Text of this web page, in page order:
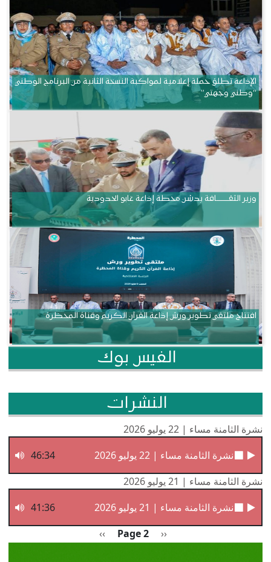
الإذاعة تطلق حملة إعلامية لمواكبة النسخة الثانية من البرنامج الوطني
“وطني وجهتي”
وزير الثقــــــــــافة يدشن محطة إذاعة غابو الحدودية
افتتاح ملتقى تطوير ورش إذاعة القرآن الكريم وقناة المحظرة
الفيس بوك
النشرات
نشرة الثامنة مساء | 22 يوليو 2026
نشرة الثامنة مساء | 22 يوليو 2026
46:34
نشرة الثامنة مساء | 21 يوليو 2026
نشرة الثامنة مساء | 21 يوليو 2026
41:36
Previous page
‹‹
Page 2 الصفحة التالية
››